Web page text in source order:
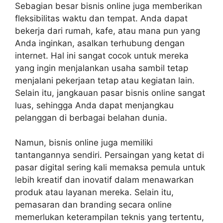
Sebagian besar bisnis online juga memberikan
fleksibilitas waktu dan tempat. Anda dapat
bekerja dari rumah, kafe, atau mana pun yang
Anda inginkan, asalkan terhubung dengan
internet. Hal ini sangat cocok untuk mereka
yang ingin menjalankan usaha sambil tetap
menjalani pekerjaan tetap atau kegiatan lain.
Selain itu, jangkauan pasar bisnis online sangat
luas, sehingga Anda dapat menjangkau
pelanggan di berbagai belahan dunia.
Namun, bisnis online juga memiliki
tantangannya sendiri. Persaingan yang ketat di
pasar digital sering kali memaksa pemula untuk
lebih kreatif dan inovatif dalam menawarkan
produk atau layanan mereka. Selain itu,
pemasaran dan branding secara online
memerlukan keterampilan teknis yang tertentu,